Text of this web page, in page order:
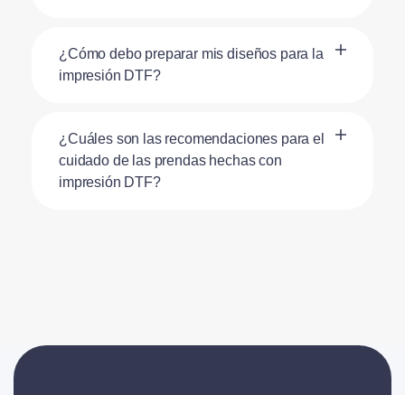
¿Cómo debo preparar mis diseños para la
impresión DTF?
¿Cuáles son las recomendaciones para el
cuidado de las prendas hechas con
impresión DTF?